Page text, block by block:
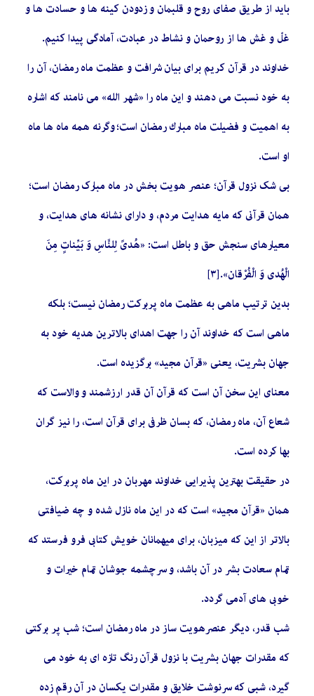
باید از طریق صفای روح و قلبمان و زدودن كينه ‏ها و حسادت‏ ها و
غلّ و غش ‏ها از روحمان و نشاط در عبادت، آمادگى پيدا كنيم.
خداوند در قرآن کریم برای بیان شرافت و عظمت ماه رمضان، آن را
به خود نسبت می دهند و این ماه‏ را «شهر الله» مى ‏نامند که اشاره
به اهميت و فضیلت ماه مبارك رمضان‏ است؛ وگرنه همه ماه ‏ها ماه
او است.
بی شک نزول قرآن؛ عنصر هویت بخش در ماه مبارک رمضان است؛
همان قرآنى كه مايه هدايت مردم، و داراى نشانه ‏هاى هدايت، و
معيارهاى سنجش حق و باطل است: «هُدىً‏ لِلنَّاسِ‏ وَ بَيِّناتٍ‏ مِنَ‏
الْهُدى‏ وَ الْفُرْقان‏».[٣]
بدین ترتیب ماهى به عظمت ماه پربركت رمضان نيست؛ بلکه
ماهى است كه خداوند آن را جهت اهداى بالاترين هديه خود به
جهان بشريت، يعنى «قرآن مجيد» برگزيده است.
معناى اين سخن آن است كه قرآن آن قدر ارزشمند و والاست كه
شعاع آن، ماه رمضان، كه بسان ظرفى براى قرآن است، را نيز گران
بها كرده است.
در حقیقت بهترين پذيرايى خداوند مهربان در اين ماه پربركت،
همان «قرآن مجيد» است كه در اين ماه نازل شده و چه ضيافتى
بالاتر از اين كه ميزبان، براى ميهمانان خويش كتابى فرو فرستد كه
تمام سعادت بشر در آن باشد، و سرچشمه جوشان تمام خيرات و
خوبي هاى آدمى گردد.
شب قدر، دیگر عنصرهویت ساز در ماه رمضان است؛ شب پر بركتى
كه مقدرات جهان بشريت با نزول قرآن رنگ تازه ‏اى به خود می
گیرد، شبى كه سرنوشت خلايق و مقدرات يكسان در آن رقم زده